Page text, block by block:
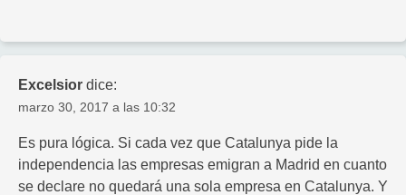
Excelsior dice:
marzo 30, 2017 a las 10:32
Es pura lógica. Si cada vez que Catalunya pide la
independencia las empresas emigran a Madrid en cuanto
se declare no quedará una sola empresa en Catalunya. Y